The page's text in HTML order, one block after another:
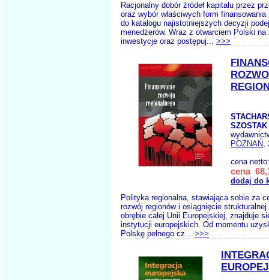
Racjonalny dobór źródeł kapitału przez
oraz wybór właściwych form
do katalogu najistotniejszych decyzji
menedżerów. Wraz z otwarciem Polski na
inwestycje oraz postępuj... >>>
POZNAŃ,
cena
cena
dodaj do
Polityka regionalna, stawiająca sobie za
rozwój regionów i osiągnięcie
obrębie całej Unii Europejskiej, znajduje
instytucji europejskich. Od momentu
Polskę pełnego cz... >>>